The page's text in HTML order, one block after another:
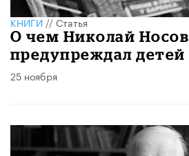
КНИГИ//Статья
О чем Николай Носов
предупреждал детей
25 ноября